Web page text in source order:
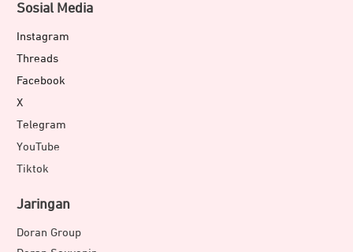
Sosial Media
Instagram
Threads
Facebook
X
Telegram
YouTube
Tiktok
Jaringan
Doran Group